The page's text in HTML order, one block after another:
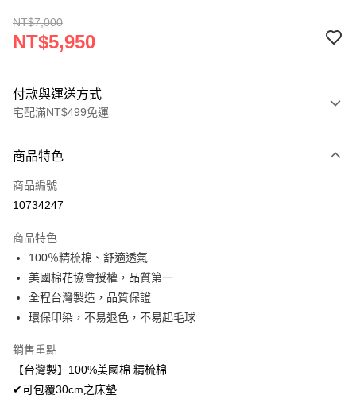
NT$7,000
NT$5,950
付款與運送方式
宅配滿NT$499免運
信用卡一次付款
LINE Pay
悠遊付
Google Pay
AFTEE先享後付
【關於「AFTEE先享後付」】
AFTEE先享後付是「在收到商品之後才付款」的支付方式。 讓您購物簡單
便利好安心！
１．簡單：不需註冊會員、不需綁卡、不需儲值。
ATM付款
商品特色
商品編號
10734247
商品特色
100％精梳棉、舒適透氣
美國棉花協會授權，品質第一
全程台灣製造，品質保證
環保印染，不易退色，不易起毛球
銷售重點
【台灣製】100%美國棉 精梳棉
✔可包覆30cm之床墊